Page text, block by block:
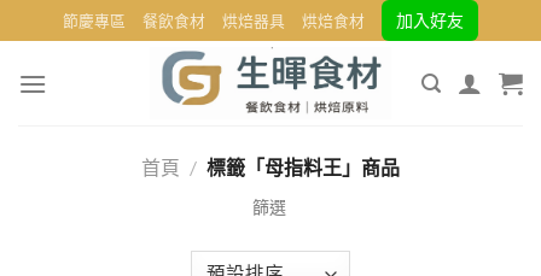
to
content
節慶專區 餐飲食材 烘焙器具 烘焙食材 加入好友
首頁 / 標籤「母指料王」商品